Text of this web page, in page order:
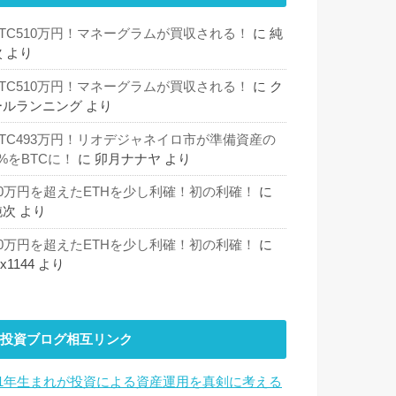
万円！マネーグラムが買収される！ に 純
より
万円！マネーグラムが買収される！ に ク
ルランニング より
万円！リオデジャネイロ市が準備資産の
をBTCに！
に 卯月ナナヤ より
万円を超えたETHを少し利確！初の利確！
に
より
万円を超えたETHを少し利確！初の利確！
に
より
投資ブログ相互リンク
年生まれが投資による資産運用を真剣に考える